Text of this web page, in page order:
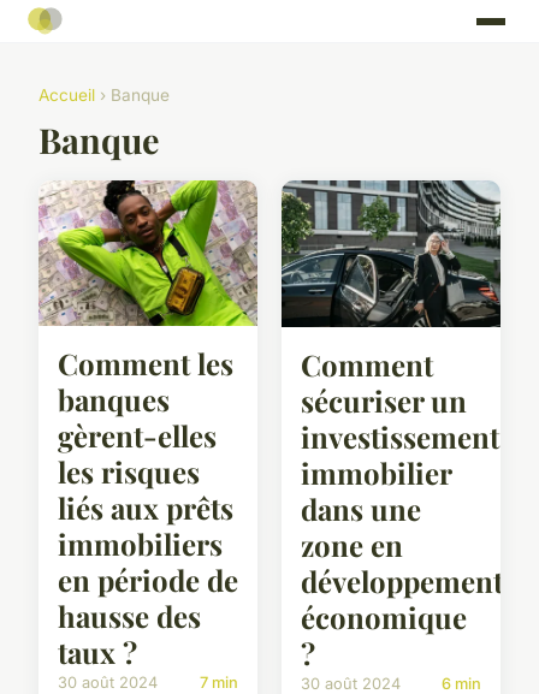
Accueil › Banque
Banque
Comment les
banques
gèrent-elles
les risques
liés aux prêts
immobiliers
en période de
hausse des
taux ?
30 août 2024 7 min
Comment
sécuriser un
investissement
immobilier
dans une
zone en
développement
économique
?
30 août 2024 6 min